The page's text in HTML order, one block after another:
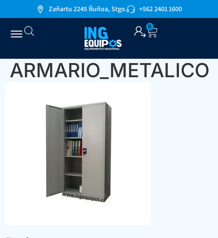
Zañartu 2245 Ñuñoa, Stgo. +562 2401 1600
0
ARMARIO_METALICO